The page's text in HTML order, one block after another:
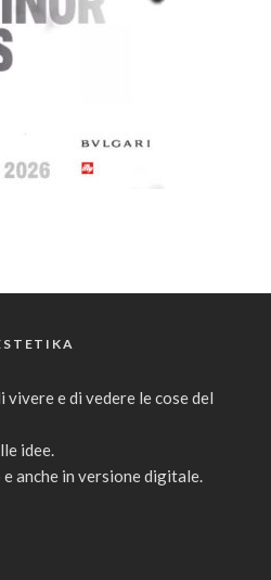
vivere e di vedere le cose del
idee.
anche in versione digitale.